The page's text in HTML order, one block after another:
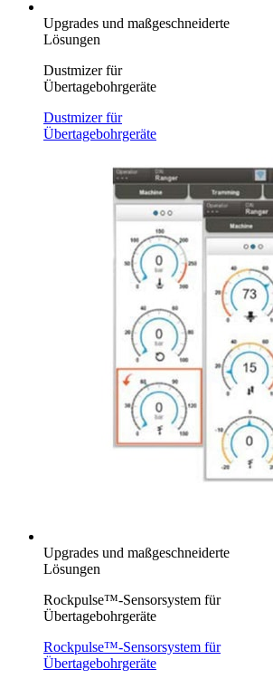
Upgrades und maßgeschneiderte
Lösungen
Dustmizer für
Übertagebohrgeräte
Dustmizer für
Übertagebohrgeräte
Upgrades und maßgeschneiderte
Lösungen
Rockpulse™-Sensorsystem für
Übertagebohrgeräte
Rockpulse™-Sensorsystem für
Übertagebohrgeräte